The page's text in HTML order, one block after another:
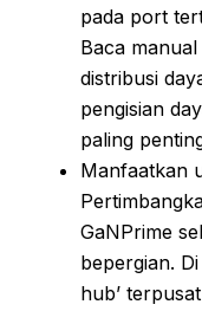
pada port
Baca
distribusi
pengisian
paling
Manfaatkan
GaNPrime
bepergian.
hub’